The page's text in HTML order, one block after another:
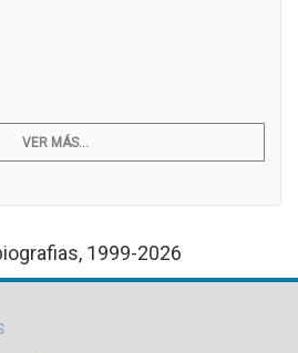
VER MÁS...
1999-2026